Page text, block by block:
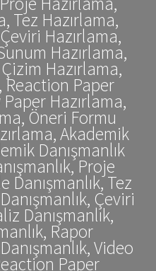
Tez Hazırlama,
Hazırlama,
Hazırlama,
Hazırlama,
Reaction Paper
Hazırlama,
Öneri Formu
Akademik
Danışmanlık
Proje
Danışmanlık, Tez
Çeviri
Danışmanlık,
Rapor
Video
Paper